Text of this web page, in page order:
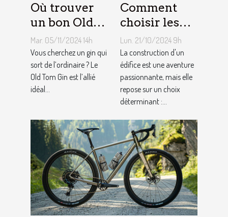
Où trouver
un bon Old
Tom Gin
artisanal ?
Mar. 05/11/2024 14h
Vous cherchez un gin qui
sort de l’ordinaire ? Le
Old Tom Gin est l’allié
idéal...
Comment
choisir les
matériaux de
construction
adaptés à
votre projet
Lun. 21/10/2024 9h
La construction d'un
édifice est une aventure
passionnante, mais elle
repose sur un choix
déterminant :...